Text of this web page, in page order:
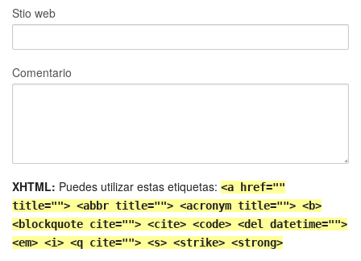
Stio web
Comentario
XHTML: Puedes utilizar estas etiquetas: <a href=""
title=""> <abbr title=""> <acronym title=""> <b>
<blockquote cite=""> <cite> <code> <del datetime="">
<em> <i> <q cite=""> <s> <strike> <strong>